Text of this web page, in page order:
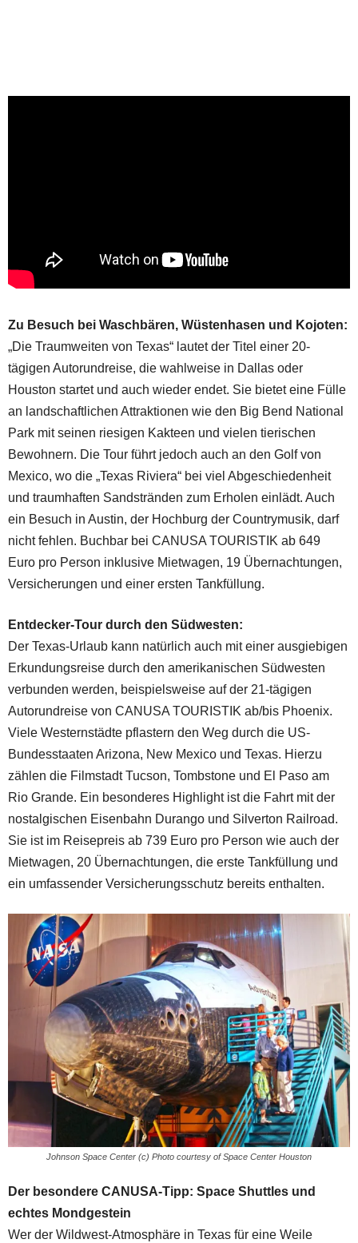
Zu Besuch bei Waschbären, Wüstenhasen und Kojoten:
„Die Traumweiten von Texas“ lautet der Titel einer 20-
tägigen Autorundreise, die wahlweise in Dallas oder
Houston startet und auch wieder endet. Sie bietet eine Fülle
an landschaftlichen Attraktionen wie den Big Bend National
Park mit seinen riesigen Kakteen und vielen tierischen
Bewohnern. Die Tour führt jedoch auch an den Golf von
Mexico, wo die „Texas Riviera“ bei viel Abgeschiedenheit
und traumhaften Sandstränden zum Erholen einlädt. Auch
ein Besuch in Austin, der Hochburg der Countrymusik, darf
nicht fehlen. Buchbar bei CANUSA TOURISTIK ab 649
Euro pro Person inklusive Mietwagen, 19 Übernachtungen,
Versicherungen und einer ersten Tankfüllung.
Entdecker-Tour durch den Südwesten:
Der Texas-Urlaub kann natürlich auch mit einer ausgiebigen
Erkundungsreise durch den amerikanischen Südwesten
verbunden werden, beispielsweise auf der 21-tägigen
Autorundreise von CANUSA TOURISTIK ab/bis Phoenix.
Viele Westernstädte pflastern den Weg durch die US-
Bundesstaaten Arizona, New Mexico und Texas. Hierzu
zählen die Filmstadt Tucson, Tombstone und El Paso am
Rio Grande. Ein besonderes Highlight ist die Fahrt mit der
nostalgischen Eisenbahn Durango und Silverton Railroad.
Sie ist im Reisepreis ab 739 Euro pro Person wie auch der
Mietwagen, 20 Übernachtungen, die erste Tankfüllung und
ein umfassender Versicherungsschutz bereits enthalten.
Johnson Space Center (c) Photo courtesy of Space Center Houston
Der besondere CANUSA-Tipp: Space Shuttles und
echtes Mondgestein
Wer der Wildwest-Atmosphäre in Texas für eine Weile